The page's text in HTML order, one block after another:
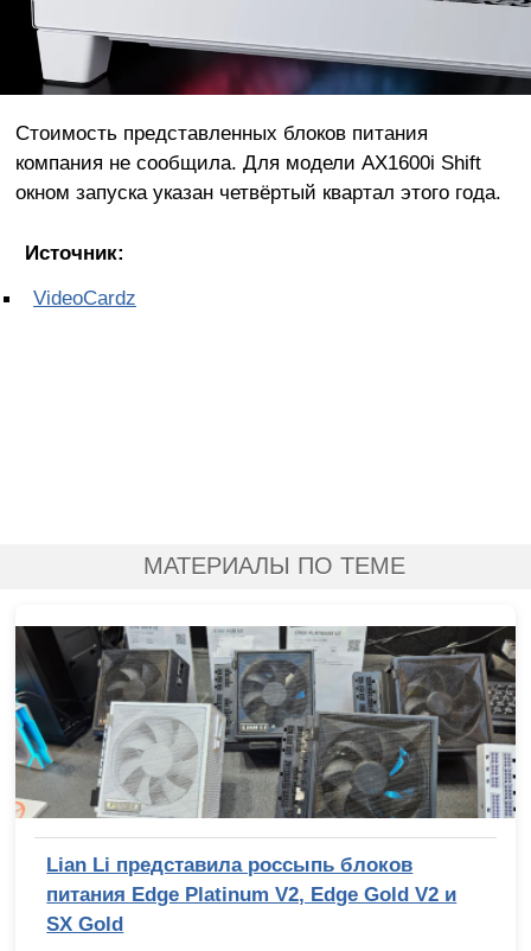
Стоимость представленных блоков питания
компания не сообщила. Для модели AX1600i Shift
окном запуска указан четвёртый квартал этого года.
Источник:
VideoCardz
МАТЕРИАЛЫ ПО ТЕМЕ
Lian Li представила россыпь блоков
питания Edge Platinum V2, Edge Gold V2 и
SX Gold